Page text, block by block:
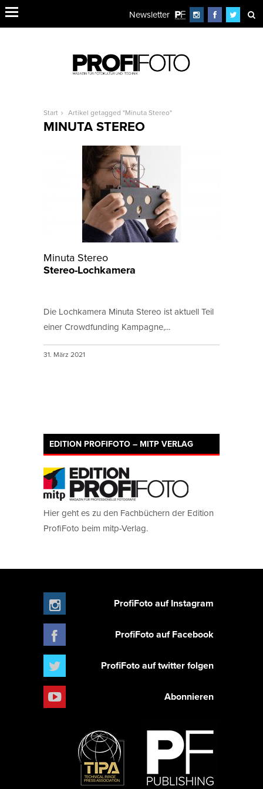
Newsletter
Start Artikel getagged "Minuta Stereo"
MINUTA STEREO
Minuta Stereo
Stereo-Lochkamera
Die Lochkamera Minuta Stereo ist aktuell Teil
einer Crowdfunding Kampagne,...
31. März 2021
EDITION PROFIFOTO – MITP VERLAG
Hier geht es zu den Fachbüchern der Edition
ProfiFoto beim mitp-Verlag.
ProfiFoto auf Instagram
ProfiFoto auf Facebook
ProfiFoto auf twitter folgen
Abonnieren